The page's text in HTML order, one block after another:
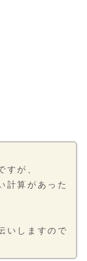
すが、
計算があった
いしますので